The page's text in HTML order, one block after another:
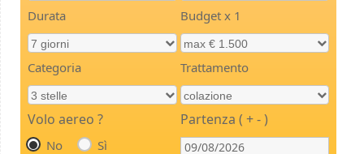
Durata Budget x 1
Categoria Trattamento
Volo aereo ?
No Sì
Partenza ( + - )